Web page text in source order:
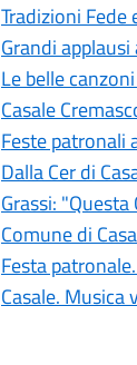
Tradizioni
Grandi
Le belle
Casale
Feste patronali
Dalla Cer di
Grassi:
Comune di
Festa
Casale. Musica